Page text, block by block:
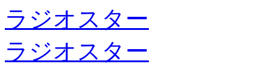
ラジオスター
ラジオスター